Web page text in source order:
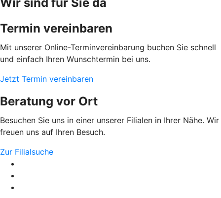
Termin vereinbaren
Mit unserer Online-Terminvereinbarung buchen Sie schnell
und einfach Ihren Wunschtermin bei uns.
Jetzt Termin vereinbaren
Beratung vor Ort
Besuchen Sie uns in einer unserer Filialen in Ihrer Nähe. Wir
freuen uns auf Ihren Besuch.
Zur Filialsuche